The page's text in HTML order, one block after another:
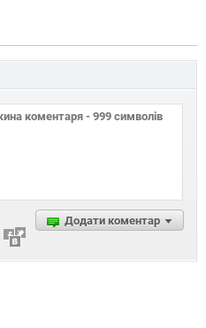
Додати коментар